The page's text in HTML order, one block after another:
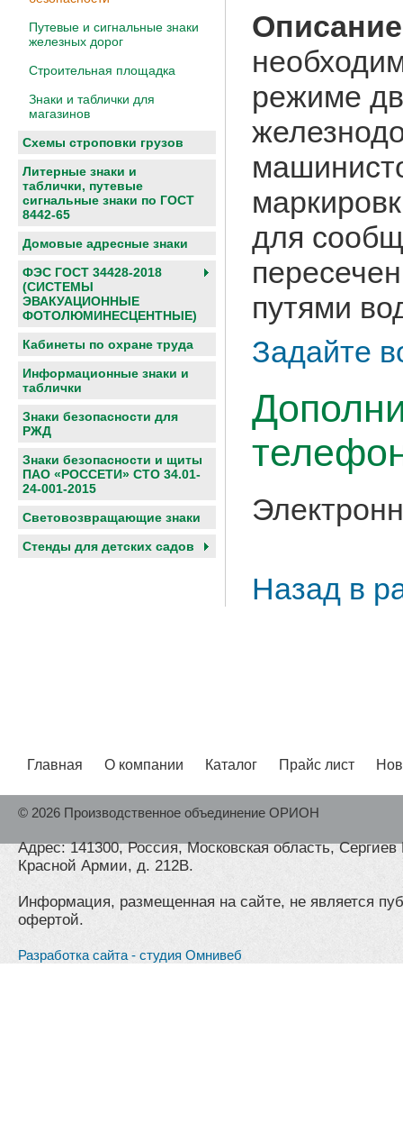
Путевые и сигнальные знаки
железных дорог
Строительная площадка
Знаки и таблички для
магазинов
Схемы строповки грузов
Литерные знаки и
таблички, путевые
сигнальные знаки по ГОСТ
8442-65
Домовые адресные знаки
ФЭС ГОСТ 34428-2018
(СИСТЕМЫ
ЭВАКУАЦИОННЫЕ
ФОТОЛЮМИНЕСЦЕНТНЫЕ)
Кабинеты по охране труда
Информационные знаки и
таблички
Знаки безопасности для
РЖД
Знаки безопасности и щиты
ПАО «РОССЕТИ» СТО 34.01-
24-001-2015
Световозвращающие знаки
Cтенды для детских садов
режиме
для
путями
Задайте
Назад в
Главная О компании Каталог Прайс лист
© 2026 Производственное объединение ОРИОН
Адрес: 141300, Россия, Московская область,
Красной Армии, д. 212В.
Информация, размещенная на сайте, не является
офертой.
Разработка сайта - студия Омнивеб